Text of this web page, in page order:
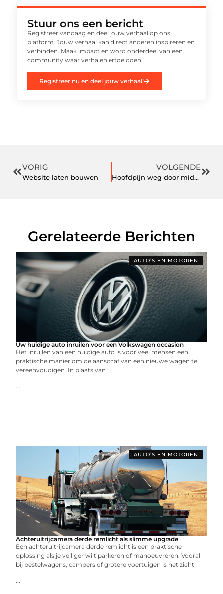
Stuur ons een bericht
Registreer vandaag en deel jouw verhaal op ons
platform. Jouw verhaal kan direct anderen inspireren en
verbinden. Maak impact en word onderdeel van een
community waar verhalen ertoe doen.
Registreer nu en deel jouw verhaal!
VORIG
Website laten bouwen
VOLGENDE
Hoofdpijn weg door middel van botox
Gerelateerde Berichten
AUTO’S EN MOTOREN
Uw huidige auto inruilen voor een Volkswagen occasion
Het inruilen van een huidige auto is voor veel mensen een
praktische manier om de aanschaf van een nieuwe wagen te
vereenvoudigen. In plaats van
...
AUTO’S EN MOTOREN
Achteruitrijcamera derde remlicht als slimme upgrade
Een achteruitrijcamera derde remlicht is een praktische
oplossing als je veiliger wilt parkeren of manoeuvreren. Vooral
bij bestelwagens, campers of grotere voertuigen is het zicht
...